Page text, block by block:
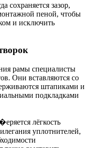
сохраняется зазор,
пеной, чтобы
и исключить
рамы специалисты
Они вставляются со
штапиками и
подкладками
лёгкость
уплотнителей,